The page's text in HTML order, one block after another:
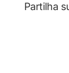
Partilha